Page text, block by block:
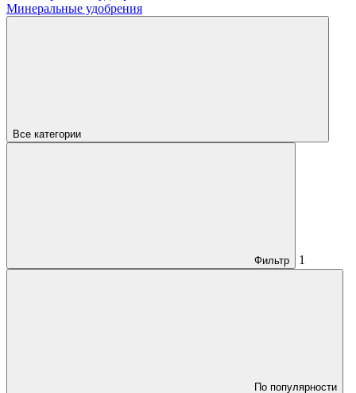
Минеральные удобрения
Все категории
Фильтр 1
По популярности